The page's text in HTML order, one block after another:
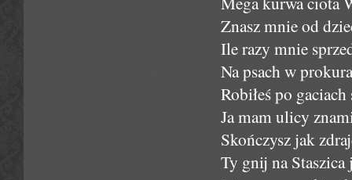
Znasz mnie od
Ile razy mnie
Na psach w
Robiłeś po
Ja mam ulicy
Skończysz jak
Ty gnij na Staszica